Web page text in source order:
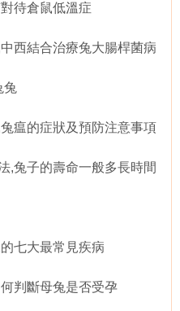
待倉鼠低溫症
西結合治療兔大腸桿菌病
兔
瘟的症狀及預防注意事項
,兔子的壽命一般多長時間
七大最常見疾病
判斷母兔是否受孕